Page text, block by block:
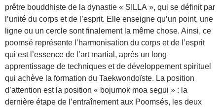
prêtre bouddhiste de la dynastie « SILLA », qui se définit par
l’unité du corps et de l’esprit. Elle enseigne qu’un point, une
ligne ou un cercle sont finalement la même chose. Ainsi, ce
poomsé représente l’harmonisation du corps et de l’esprit
qui est l’essence de l’art martial, après un long
apprentissage de techniques et de développement spirituel
qui achève la formation du Taekwondoïste. La position
d’attention est la position « bojumok moa segui » : la
dernière étape de l’entraînement aux Poomsés, les deux